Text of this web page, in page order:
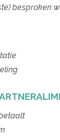
besproken